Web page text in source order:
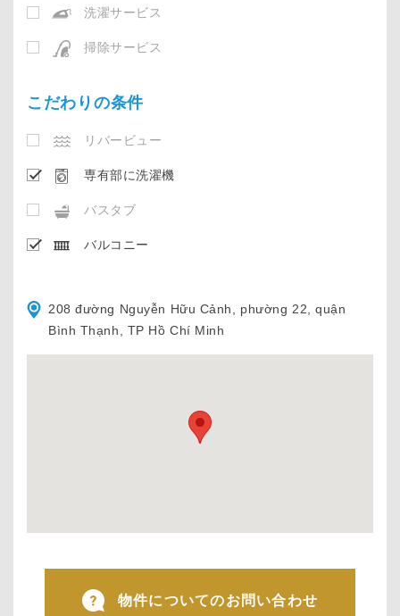
洗濯サービス
掃除サービス
こだわりの条件
リバービュー
専有部に洗濯機
バスタブ
バルコニー
208 đường Nguyễn Hữu Cảnh, phường 22, quận
Bình Thạnh, TP Hồ Chí Minh
物件についてのお問い合わせ